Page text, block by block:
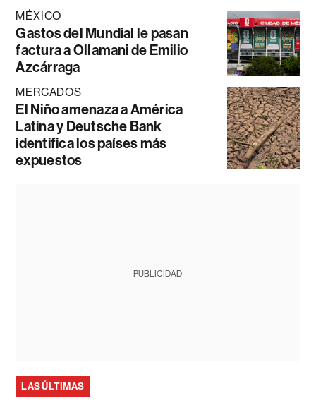
MÉXICO
Gastos del Mundial le pasan
factura a Ollamani de Emilio
Azcárraga
MERCADOS
El Niño amenaza a América
Latina y Deutsche Bank
identifica los países más
expuestos
PUBLICIDAD
LAS ÚLTIMAS